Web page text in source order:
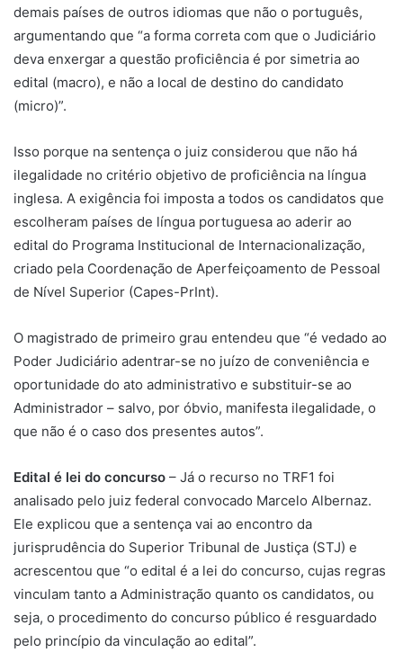
demais países de outros idiomas que não o português,
argumentando que “a forma correta com que o Judiciário
deva enxergar a questão proficiência é por simetria ao
edital (macro), e não a local de destino do candidato
(micro)”.
Isso porque na sentença o juiz considerou que não há
ilegalidade no critério objetivo de proficiência na língua
inglesa. A exigência foi imposta a todos os candidatos que
escolheram países de língua portuguesa ao aderir ao
edital do Programa Institucional de Internacionalização,
criado pela Coordenação de Aperfeiçoamento de Pessoal
de Nível Superior (Capes-PrInt).
O magistrado de primeiro grau entendeu que “é vedado ao
Poder Judiciário adentrar-se no juízo de conveniência e
oportunidade do ato administrativo e substituir-se ao
Administrador – salvo, por óbvio, manifesta ilegalidade, o
que não é o caso dos presentes autos”.
Edital é lei do concurso – Já o recurso no TRF1 foi
analisado pelo juiz federal convocado Marcelo Albernaz.
Ele explicou que a sentença vai ao encontro da
jurisprudência do Superior Tribunal de Justiça (STJ) e
acrescentou que “o edital é a lei do concurso, cujas regras
vinculam tanto a Administração quanto os candidatos, ou
seja, o procedimento do concurso público é resguardado
pelo princípio da vinculação ao edital”.